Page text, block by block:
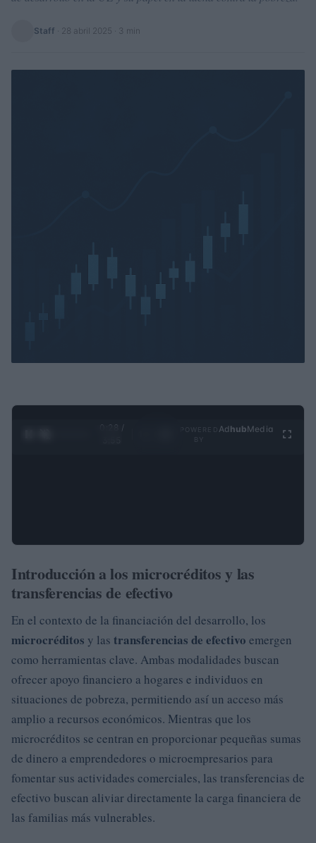
Staff 28 abril 2025 · 3 min
0:28 /
Ad hubMedia
Introducción a los microcréditos y las
transferencias de efectivo
En el contexto de la financiación del desarrollo, los
microcréditos y las transferencias de efectivo emergen
como herramientas clave. Ambas modalidades buscan
ofrecer apoyo financiero a hogares e individuos en
situaciones de pobreza, permitiendo así un acceso más
amplio a recursos económicos. Mientras que los
microcréditos se centran en proporcionar pequeñas sumas
de dinero a emprendedores o microempresarios para
fomentar sus actividades comerciales, las transferencias de
efectivo buscan aliviar directamente la carga financiera de
las familias más vulnerables.